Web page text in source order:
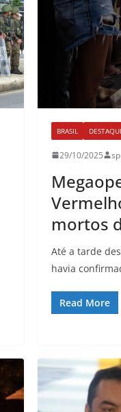
BRASIL
29/10/2025
mortos
Até a tarde
havia
Read More